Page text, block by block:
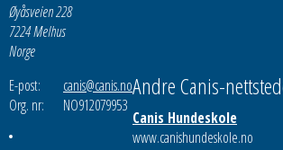
Øyåsveien 228
7224 Melhus
Norge
E-post:
canis@canis.no
Org. nr:
NO912079953
Andre Canis-
Canis Hundeskole
www.canishundeskole.no